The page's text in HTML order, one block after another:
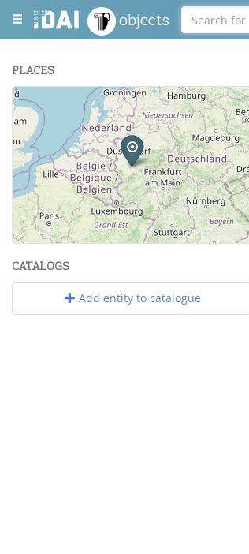
objects
PLACES
+
−
Leaflet| Maps and Data ©OpenStreetMap.
CATALOGS
Add entity to catalogue